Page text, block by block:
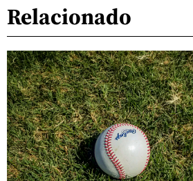
Relacionado